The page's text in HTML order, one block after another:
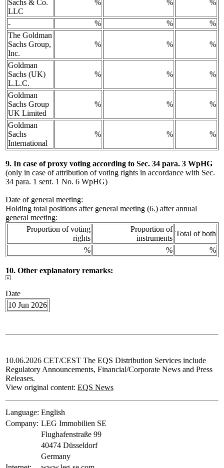
Sachs & Co.
LLC
% % %
- % %
%
The Goldman
Sachs Group,
Inc.
% % %
Goldman
Sachs (UK)
L.L.C.
% % %
Goldman
Sachs Group
UK Limited
% % %
Goldman
Sachs
International
% % %
9. In case of proxy voting according to Sec. 34 para. 3 WpHG
(only in case of attribution of voting rights in accordance with Sec.
34 para. 1 sent. 1 No. 6 WpHG)
Date of general meeting:
Holding total positions after general meeting (6.) after annual
general meeting:
Proportion of voting
rights
Proportion of
instruments
Total of both
%
% %
10. Other explanatory remarks:
Date
10 Jun 2026
10.06.2026 CET/CEST The EQS Distribution Services include
Regulatory Announcements, Financial/Corporate News and Press
Releases.
View original content: EQS News
Language: English
Company: LEG Immobilien SE
Flughafenstraße 99
40474 Düsseldorf
Germany